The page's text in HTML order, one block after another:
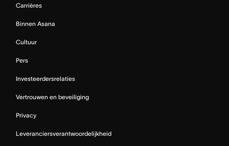
Carrières
Binnen Asana
Cultuur
Pers
Investeerdersrelaties
Vertrouwen en beveiliging
Privacy
Leveranciersverantwoordelijkheid